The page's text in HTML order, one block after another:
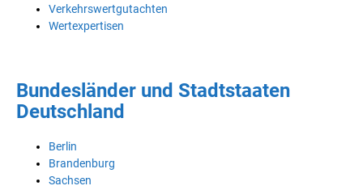
Verkehrswertgutachten
Wertexpertisen
Bundesländer und Stadtstaaten
Deutschland
Berlin
Brandenburg
Sachsen